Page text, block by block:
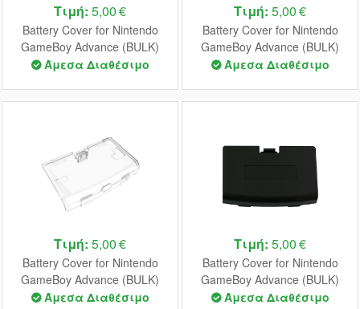
Τιμή: 5,00 €
Battery Cover for Nintendo
GameBoy Advance (BULK)
(Crystal Pink)
Άμεσα Διαθέσιμο
Τιμή: 5,00 €
Battery Cover for Nintendo
GameBoy Advance (BULK)
(Orange)
Άμεσα Διαθέσιμο
Τιμή: 5,00 €
Battery Cover for Nintendo
GameBoy Advance (BULK)
(Crystal Clear)
Άμεσα Διαθέσιμο
Τιμή: 5,00 €
Battery Cover for Nintendo
GameBoy Advance (BULK)
(Black)
Άμεσα Διαθέσιμο